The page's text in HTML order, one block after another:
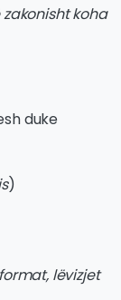
koha
duke
)
lëvizjet